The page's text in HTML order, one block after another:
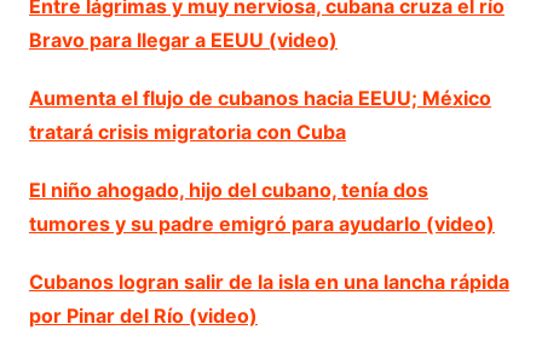
Entre lágrimas y muy nerviosa, cubana cruza el río
Bravo para llegar a EEUU (video)
Aumenta el flujo de cubanos hacia EEUU; México
tratará crisis migratoria con Cuba
El niño ahogado, hijo del cubano, tenía dos
tumores y su padre emigró para ayudarlo (video)
Cubanos logran salir de la isla en una lancha rápida
por Pinar del Río (video)